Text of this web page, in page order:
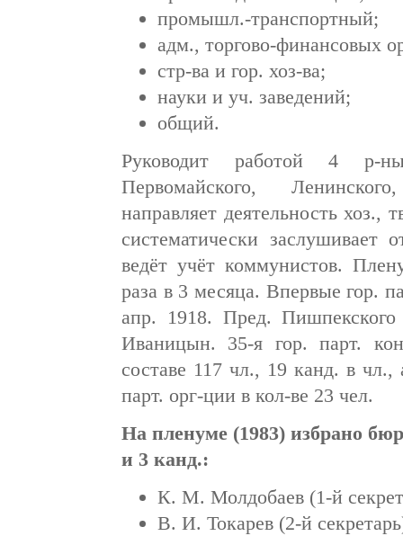
промышл.-транспортный;
адм., торгово-финансовых
стр-ва и гор. хоз-ва;
науки и уч. заведений;
общий.
Руководит работой 4 р-
Первомайского,
направляет деятельность хоз.,
систематически заслушивает
ведёт учёт коммунистов.
раза в 3 месяца. Впервые гор.
апр. 1918. Пред.
Иваницын. 35-я гор. парт.
составе 117 чл., 19 канд. в
парт. орг-ции в кол-ве 23 чел.
На пленуме (1983) избрано
и 3 канд.:
К. М. Молдобаев (1-й
В. И. Токарев (2-й